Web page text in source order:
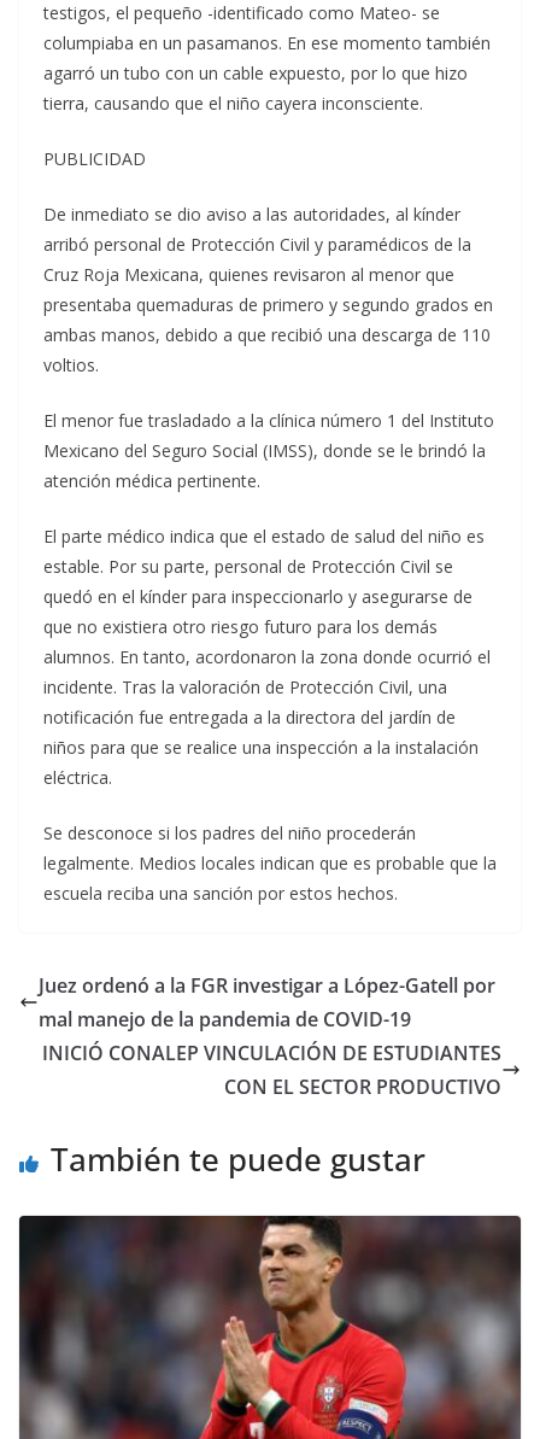
testigos, el pequeño -identificado como Mateo- se
columpiaba en un pasamanos. En ese momento también
agarró un tubo con un cable expuesto, por lo que hizo
tierra, causando que el niño cayera inconsciente.
PUBLICIDAD
De inmediato se dio aviso a las autoridades, al kínder
arribó personal de Protección Civil y paramédicos de la
Cruz Roja Mexicana, quienes revisaron al menor que
presentaba quemaduras de primero y segundo grados en
ambas manos, debido a que recibió una descarga de 110
voltios.
El menor fue trasladado a la clínica número 1 del Instituto
Mexicano del Seguro Social (IMSS), donde se le brindó la
atención médica pertinente.
El parte médico indica que el estado de salud del niño es
estable. Por su parte, personal de Protección Civil se
quedó en el kínder para inspeccionarlo y asegurarse de
que no existiera otro riesgo futuro para los demás
alumnos. En tanto, acordonaron la zona donde ocurrió el
incidente. Tras la valoración de Protección Civil, una
notificación fue entregada a la directora del jardín de
niños para que se realice una inspección a la instalación
eléctrica.
Se desconoce si los padres del niño procederán
legalmente. Medios locales indican que es probable que la
escuela reciba una sanción por estos hechos.
Juez ordenó a la FGR investigar a López-Gatell por
mal manejo de la pandemia de COVID-19
INICIÓ CONALEP VINCULACIÓN DE ESTUDIANTES
CON EL SECTOR PRODUCTIVO
También te puede gustar